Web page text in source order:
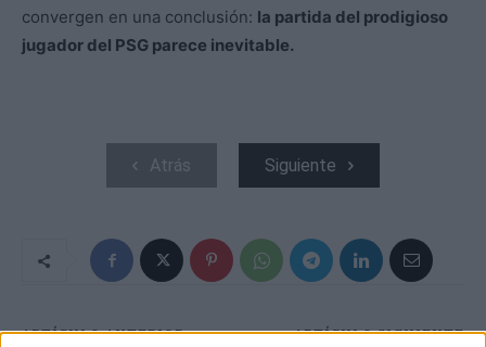
convergen en una conclusión: la partida del prodigioso
jugador del PSG parece inevitable.
Atrás Siguiente
ARTÍCULO ANTERIOR ARTÍCULO SIGUIENTE